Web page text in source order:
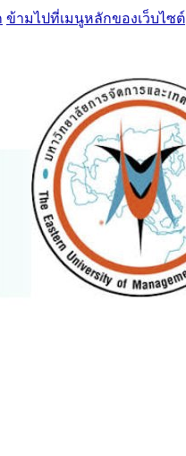
ข้ามไปที่เมนูหลักของเว็บไซต์